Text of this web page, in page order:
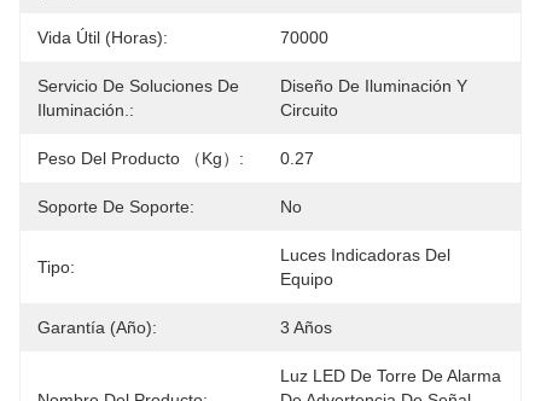
Vida Útil (horas): 70000
Servicio De Soluciones De
Iluminación.:
Diseño De Iluminación Y
Circuito
Peso Del Producto （kg）: 0.27
Soporte De Soporte: No
Tipo:
Luces Indicadoras Del
Equipo
Garantía (año): 3 Años
Luz LED De Torre De Alarma